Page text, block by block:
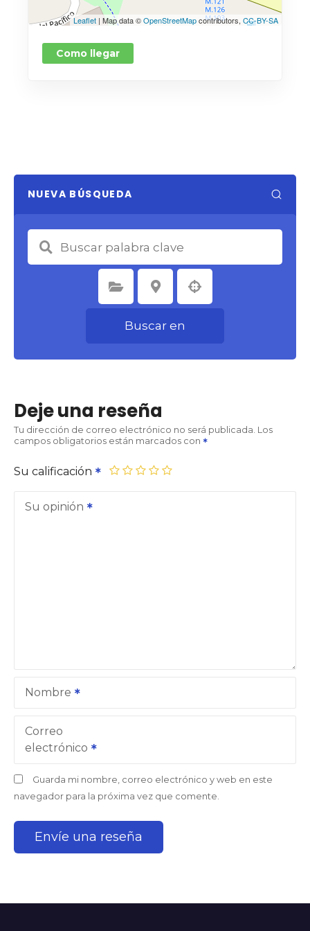
Leaflet | Map data ©OpenStreetMapcontributors, CC-BY-SA
Como llegar
NUEVA BÚSQUEDA
Seleccione la categoría Seleccione la ubicación
Buscar en
Deje una reseña
Tu dirección de correo electrónico no será publicada. Los
campos obligatorios están marcados con
Su calificación
Su opinión
Nombre
Correo
electrónico
Guarda mi nombre, correo electrónico y web en este
navegador para la próxima vez que comente.